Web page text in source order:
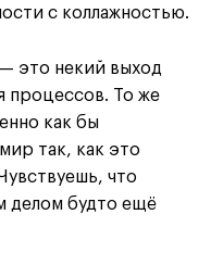
с коллажностью.
это некий выход
процессов. То же
как бы
так, как это
что
делом будто ещё